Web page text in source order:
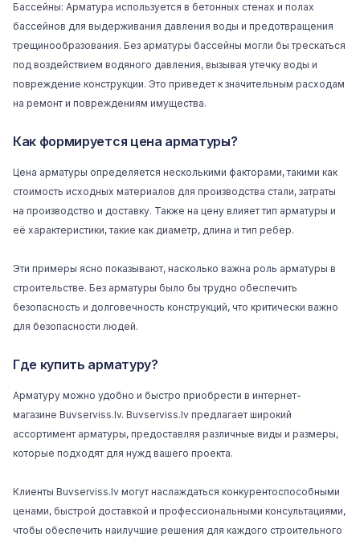
Бассейны: Арматура используется в бетонных стенах и полах
бассейнов для выдерживания давления воды и предотвращения
трещинообразования. Без арматуры бассейны могли бы трескаться
под воздействием водяного давления, вызывая утечку воды и
повреждение конструкции. Это приведет к значительным расходам
на ремонт и повреждениям имущества.
Как формируется цена арматуры?
Цена арматуры определяется несколькими факторами, такими как
стоимость исходных материалов для производства стали, затраты
на производство и доставку. Также на цену влияет тип арматуры и
её характеристики, такие как диаметр, длина и тип ребер.
Эти примеры ясно показывают, насколько важна роль арматуры в
строительстве. Без арматуры было бы трудно обеспечить
безопасность и долговечность конструкций, что критически важно
для безопасности людей.
Где купить арматуру?
Арматуру можно удобно и быстро приобрести в интернет-
магазине Buvserviss.lv. Buvserviss.lv предлагает широкий
ассортимент арматуры, предоставляя различные виды и размеры,
которые подходят для нужд вашего проекта.
Клиенты Buvserviss.lv могут наслаждаться конкурентоспособными
ценами, быстрой доставкой и профессиональными консультациями,
чтобы обеспечить наилучшие решения для каждого строительного